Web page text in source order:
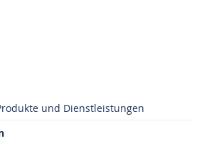
und Dienstleistungen